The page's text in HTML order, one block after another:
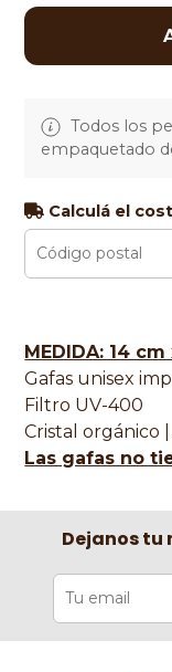
Todos los
empaquetado
Calculá el
MEDIDA: 14 cm
Gafas unisex
Filtro UV-400
Cristal orgánico
Las gafas no
Dejanos tu